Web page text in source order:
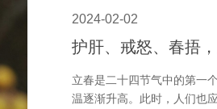
2024-02-02
护肝、戒怒、春捂
立春是二十四节气中的第一
温逐渐升高。此时，人们也